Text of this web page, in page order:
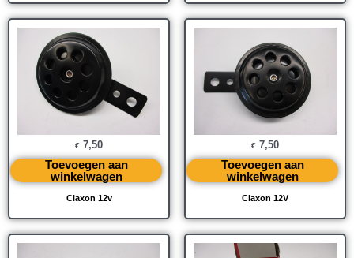
Claxon 12v
€ 7,50
Toevoegen aan
winkelwagen
Claxon 12V
€ 7,50
Toevoegen aan
winkelwagen